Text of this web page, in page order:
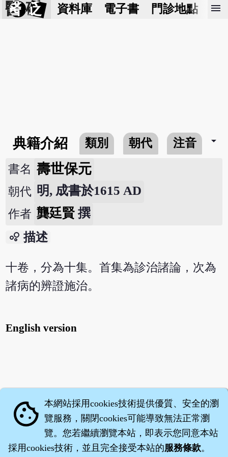
醫 砭 資料庫 電子書 門診地點 預
menu
典籍介紹 類別 朝代 注音 arrow_drop_down
書名 壽世保元
朝代 明, 成書於1615 AD
作者 龔廷賢 撰
bubble_chart 描述
十卷，分為十集。首集為診治諸論，次為
諸病的辨證施治。
English version
cookie 本網站採用cookies技術提供優質、安全的瀏
覽服務，關閉cookies可能導致無法正常瀏
覽。您若繼續瀏覽本站，即表示您同意本站
採用cookies技術，並且完全接受本站的服務條款。